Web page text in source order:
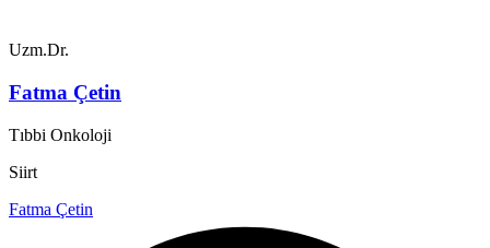
Uzm.Dr.
Fatma Çetin
Tıbbi Onkoloji
Siirt
Fatma Çetin